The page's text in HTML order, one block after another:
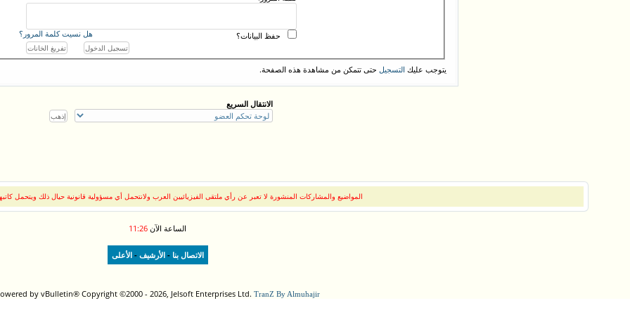
هل نسيت كلمة المرور؟ حفظ البيانات؟
يتوجب عليك التسجيل حتى تتمكن من مشاهدة هذه الصفحة.
الانتقال السريع
المواضيع والمشاركات المنشورة لا تعبر عن رأي ملتقى الفيزيائيين العرب ولانتحمل أي مسؤولية قانونية حيال ذلك ويتحمل
الساعة الآن 11:26
الاتصال بنا -الأرشيف -الأعلى
by vBulletin® Copyright ©2000 - 2026, Jelsoft Enterprises Ltd. TranZ By Almuhajir